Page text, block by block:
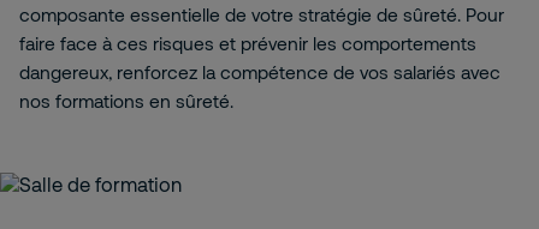
composante essentielle de votre stratégie de sûreté. Pour
faire face à ces risques et prévenir les comportements
dangereux, renforcez la compétence de vos salariés avec
nos formations en sûreté.